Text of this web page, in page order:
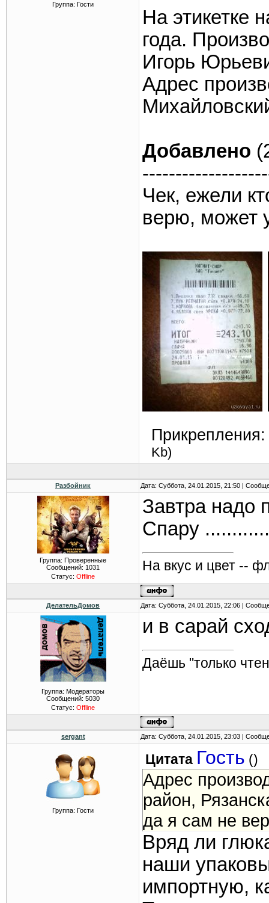
Группа: Гости
На этикетке
года.
Игорь
Адрес
Добавлено
Чек, ежели
верю, может
Kb)
Разбойник Дата: Суббота, 24.01.2015, 21:50 |
Группа: Проверенные
Сообщений: 1031
Статус: Offline
Завтра надо
Спару
На вкус и цвет --
ДелательДомов Дата: Суббота, 24.01.2015, 22:06 |
Группа: Модераторы
Сообщений: 5030
Статус: Offline
и в сарай
Даёшь "только
sergant Дата: Суббота, 24.01.2015, 23:03 |
Группа: Гости
Цитата Гость ()
Адрес
район,
да я сам не
Вряд ли
наши
импортную,